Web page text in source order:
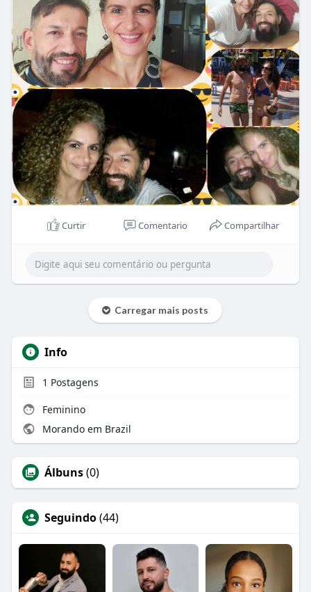
Curtir Comentario Compartilhar
Carregar mais posts
Info
1 Postagens
Feminino
Morando em Brazil
Álbuns(0)
Seguindo(44)